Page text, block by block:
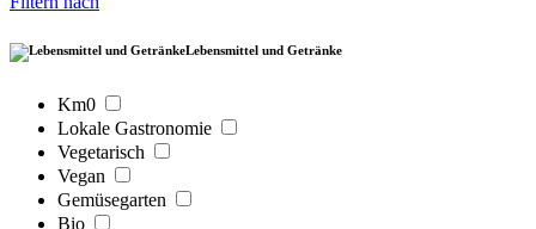
Lebensmittel und Getränke
Km0
Lokale Gastronomie
Vegetarisch
Vegan
Gemüsegarten
Bio